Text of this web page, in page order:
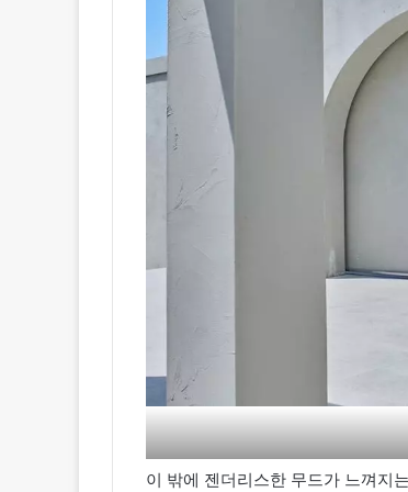
이 밖에 젠더리스한 무드가 느껴지